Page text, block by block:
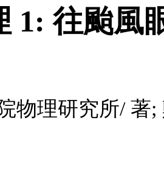
1: 往颱風
物理研究所/ 著;